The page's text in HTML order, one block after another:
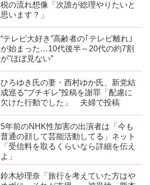
税の流れ想像「次誰が総理やりたいと
思います？」
“テレビ大好き”高齢者の｢テレビ離れ｣
が始まった…10代後半～20代の約7割
が”ほぼ見ない”
ひろゆき氏の妻・西村ゆか氏、新党結
成巡る“ブチギレ”投稿を謝罪「配慮に
欠けた行動でした」 夫婦で投稿
5年前のNHK性加害の出演者は「今も
普通の顔して芸能活動してる」ネット
「受信料を取るくらいなら詳細を伝え
よ」
鈴木紗理奈「旅行を考えていた方はや